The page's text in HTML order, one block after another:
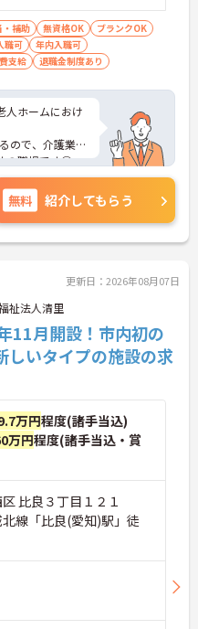
・補助 無資格OK
ブランクOK
職可
年内入職可
支給 退職金制度あり
人ホームにおけ
ので、介護業界
の職場です◎
評価されやすい
にもつながり
お伝えしますの
！
無料 紹介してもらう
更新日：2026年08月07日
祉法人清里
11月開設！市内初の
しいタイプの施設の求
万円程度(諸手当込)
万円程度(諸手当込・賞
比良３丁目１２１
線「比良(愛知)駅」徒